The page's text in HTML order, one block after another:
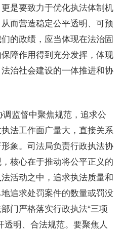
是要致力于优化执法体制机
而营造稳定公平透明、可预
的政绩，应当体现在法治固
障作用得到充分发挥，体现
治社会建设的一体推进和协
调监督中聚焦规范，追求公
法工作面广量大，直接关系
象。司法局负责行政执法协
核心在于推动将公平正义的
活动之中，追求执法质量和
追求处罚案件的数量或罚没
门严格落实行政执法“三项
透明、合法规范。要聚焦人